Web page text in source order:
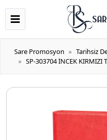
Sare Promosyon
Tarihsiz
SP-303704 İNCEK KIRMIZI